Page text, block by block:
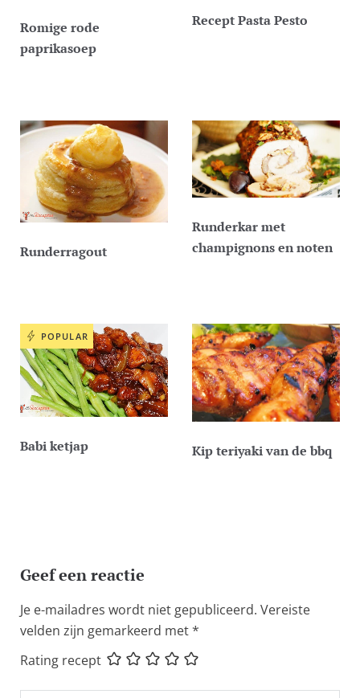
Romige rode
paprikasoep
Recept Pasta Pesto
Runderragout
Runderkar met
champignons en noten
POPULAR
Babi ketjap Kip teriyaki van de bbq
Geef een reactie
Je e-mailadres wordt niet gepubliceerd. Vereiste
velden zijn gemarkeerd met*
Rating recept